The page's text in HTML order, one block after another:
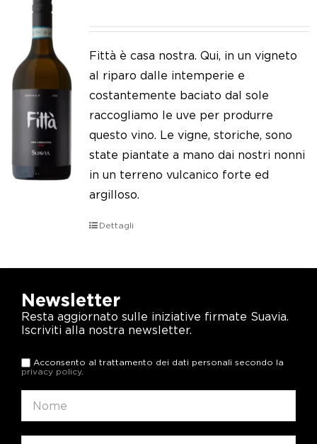
Fittà è casa nostra. Qui, in un vigneto
al riparo dalle intemperie e
costantemente baciato dal sole
raccogliamo le uve per produrre
questo vino. Le vigne, storiche, sono
state piantate a mano dai nostri nonni
in un terreno vulcanico forte ed
argilloso.
Dettagli
Newsletter
Resta aggiornato sulle iniziative firmate Suavia.
Iscriviti alla nostra newsletter.
Acconsento al trattamento dei dati personali secondo la
privacy policy.